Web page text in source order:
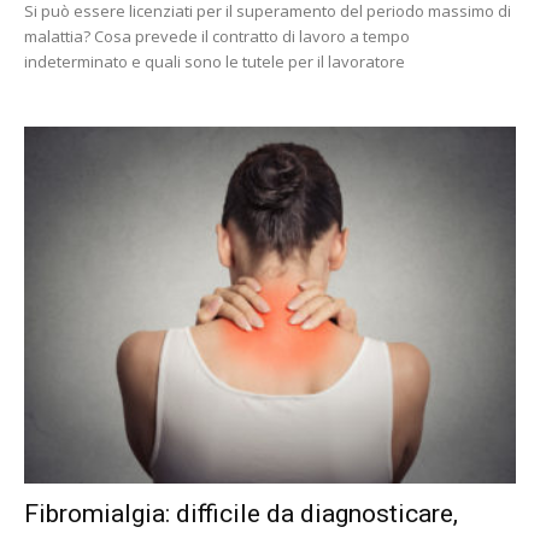
Si può essere licenziati per il superamento del periodo massimo di
malattia? Cosa prevede il contratto di lavoro a tempo
indeterminato e quali sono le tutele per il lavoratore
Fibromialgia: difficile da diagnosticare,